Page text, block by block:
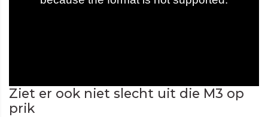
Ziet er ook niet slecht uit die M3 op
prik